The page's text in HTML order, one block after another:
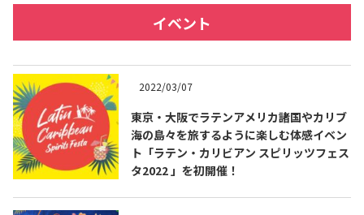
テキーラマーケット
テキーラの飲み方 How to Drink Tequila
イベント
2022/03/07
東京・大阪でラテンアメリカ諸国やカリブ
海の島々を旅するように楽しむ体感イベン
ト「ラテン・カリビアン スピリッツフェス
タ2022 」を初開催！